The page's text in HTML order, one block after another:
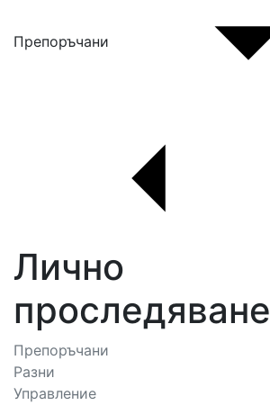
Препоръчани
Лично
проследяване
Препоръчани
Разни
Управление